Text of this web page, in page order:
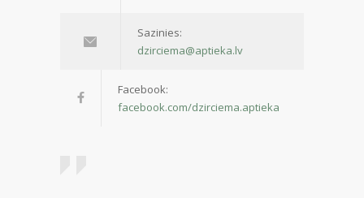
Sazinies:
dzirciema@aptieka.lv
Facebook:
facebook.com/dzirciema.aptieka